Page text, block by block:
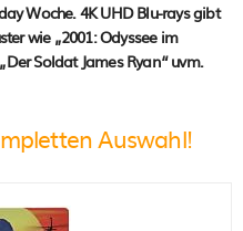
Woche. 4K UHD Blu-rays gibt
wie „2001: Odyssee im
Soldat James Ryan“ uvm.
Auswahl!